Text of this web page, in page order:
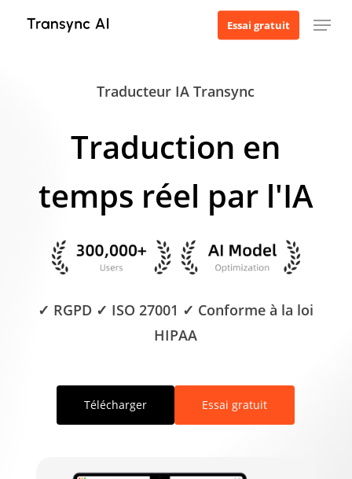
Essai gratuit Menu
Traducteur IA Transync
Traduction en
temps réel par l'IA
✓ RGPD ✓ ISO 27001 ✓ Conforme à la loi
HIPAA
Télécharger Essai gratuit